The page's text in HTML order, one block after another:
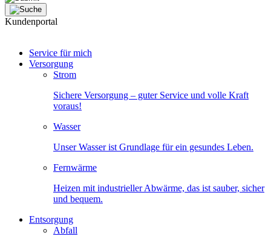
Kundenportal
Service für mich
Versorgung
Strom
Sichere Versorgung – guter Service und volle Kraft
voraus!
Wasser
Unser Wasser ist Grundlage für ein gesundes Leben.
Fernwärme
Heizen mit industrieller Abwärme, das ist sauber, sicher
und bequem.
Entsorgung
Abfall